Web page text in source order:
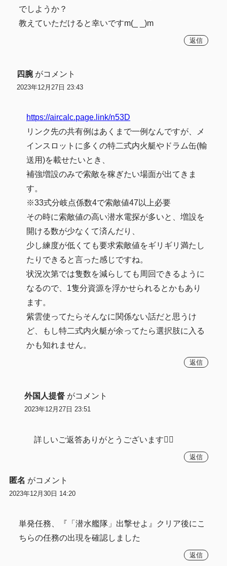
でしようか？
教えていただけると幸いですm(_ _)m
返信
四腕 がコメント
2023年12月27日 23:43
https://aircalc.page.link/n53D
リンク先の共有例はあくまで一例なんですが、メ
インスロットに多くの特二式内火艇やドラム缶(輸
送用)を載せたいとき、
補強増設のみで索敵を稼ぎたい場面が出てきま
す。
※33式分岐点係数4で索敵値47以上必要
その時に索敵値の高い潜水電探が多いと、増設を
開ける数が少なくて済んだり、
少し練度が低くても要求索敵値をギリギリ満たし
たりできると言った感じですね。
状況次第では隻数を減らしても周回できるように
なるので、1隻分資源を浮かせられるとかもあり
ます。
紫雲使ってたらそんなに関係ない話だと思うけ
ど、もし特二式内火艇が余ってたら選択肢に入る
かも知れません。
返信
外国人提督 がコメント
2023年12月27日 23:51
詳しいご返答ありがとうございます🙇‍♂️
返信
匿名 がコメント
2023年12月30日 14:20
単発任務、『「潜水艦隊」出撃せよ』クリア後にこ
ちらの任務の出現を確認しました
返信